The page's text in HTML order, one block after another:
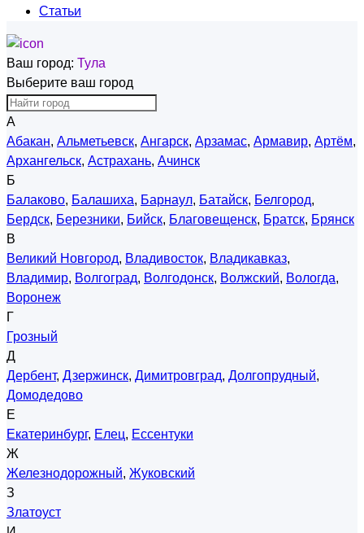
Статьи
Ваш город: Тула
Выберите ваш город
А
Абакан, Альметьевск, Ангарск, Арзамас, Армавир, Артём,
Архангельск, Астрахань, Ачинск
Б
Балаково, Балашиха, Барнаул, Батайск, Белгород,
Бердск, Березники, Бийск, Благовещенск, Братск, Брянск
В
Великий Новгород, Владивосток, Владикавказ,
Владимир, Волгоград, Волгодонск, Волжский, Вологда,
Воронеж
Г
Грозный
Д
Дербент, Дзержинск, Димитровград, Долгопрудный,
Домодедово
Е
Екатеринбург, Елец, Ессентуки
Ж
Железнодорожный, Жуковский
З
Златоуст